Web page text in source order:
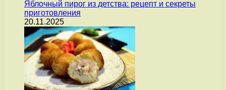
Яблочный пирог из детства: рецепт и секреты
приготовления
20.11.2025